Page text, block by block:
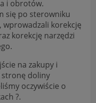
i obrotów.
się po sterowniku
korekcję
korekcję narzędzi
na zakupy i
stronę doliny
oczywiście o
?.